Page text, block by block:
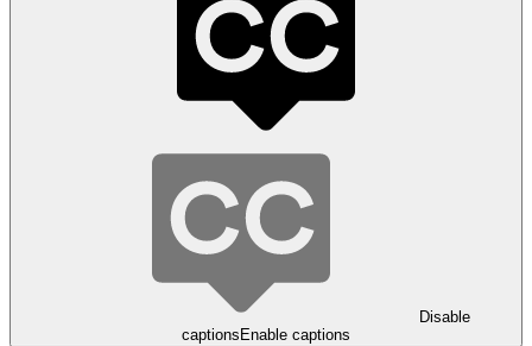
Disable
captions Enable captions